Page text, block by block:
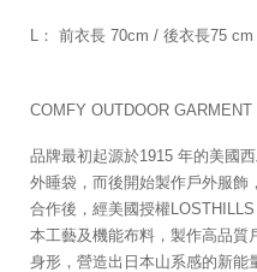
L： 前衣長 70cm / 後衣長75 cm
COMFY OUTDOOR GARMENT
品牌最初起源於1915 年的美國
外睡袋，而後開始製作戶外服飾
合作後，經美國授權
本工藝及機能布料，製作高品質
身形，營造出日本山系感的新能